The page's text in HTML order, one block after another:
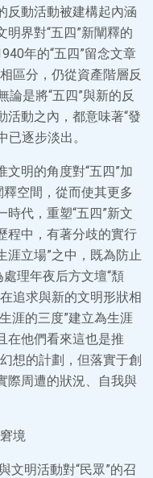
反動活動被建構起內涵
界對“五四”新闡釋的
年的“五四”留念文章
區分，仍從資產階層反
是將“五四”與新的反
活動之內，都意味著“發
已逐步淡出。
明的角度對“五四”加
釋空間，從而使其更多
代，重塑“五四”新文
程中，有著分歧的實行
涯立場”之中，既為防止
理年夜后方文壇“頹
追求與新的文明形狀相
涯的三度”建立為生涯
在他們看來這也是推
想的計劃，但落實于創
際周遭的狀況、自我與
境
文明活動對“民眾”的召